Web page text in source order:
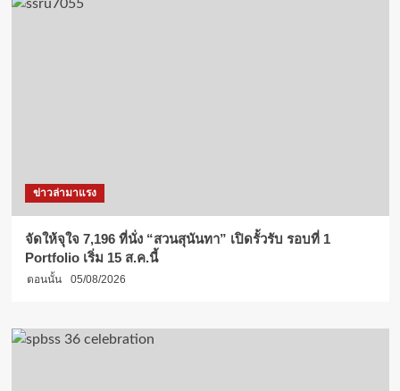
ข่าวล่ามาแรง
จัดให้จุใจ 7,196 ที่นั่ง “สวนสุนันทา” เปิดรั้วรับ รอบที่ 1
Portfolio เริ่ม 15 ส.ค.นี้
ตอนนั้น 05/08/2026